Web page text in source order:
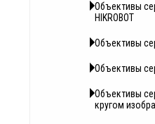
Объективы
HIKROBOT
Объективы
Объективы
Объективы
кругом